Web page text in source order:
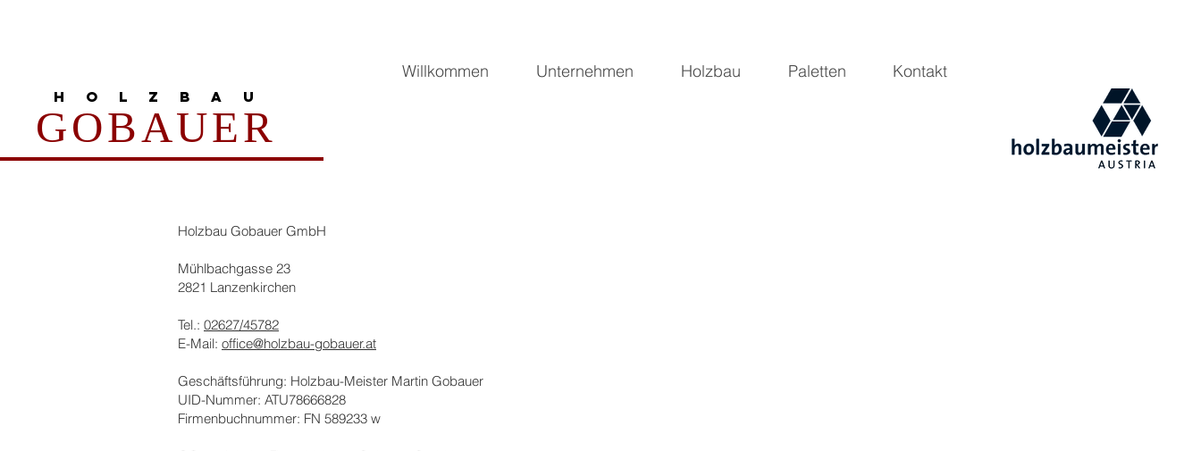
H O L Z B A U
GOBAUER
Willkommen Unternehmen Holzbau Paletten Kontakt
Holzbau Gobauer GmbH
Mühlbachgasse 23
2821 Lanzenkirchen
Tel.: 02627/45782
E-Mail: office@holzbau-gobauer.at
Geschäftsführung: Holzbau-Meister Martin Gobauer
UID-Nummer: ATU78666828
Firmenbuchnummer: FN 589233 w